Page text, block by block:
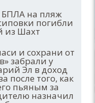
БПЛА на пляж
погибли
из Шахт
и сохрани от
забрали у
Эл в доход
после того, как
пьяным за
назначил